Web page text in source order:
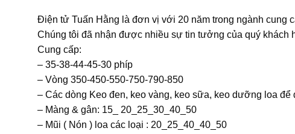
Điện tử Tuấn Hằng là đơn vị với 20 năm trong ngành cung
Chúng tôi đã nhận được nhiều sự tin tưởng của quý khách
Cung cấp:
– 35-38-44-45-30 phíp
– Vòng 350-450-550-750-790-850
– Các dòng Keo đen, keo vàng, keo sữa, keo dưỡng loa
– Màng & gân: 15_ 20_25_30_40_50
– Mũi ( Nón ) loa các loại : 20_25_40_40_50